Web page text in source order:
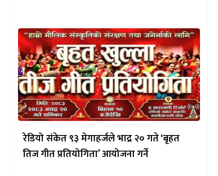
रेडियो संकेत ९३ मेगाहर्जले भाद्र २० गते ‘बृहत
तिज गीत प्रतियोगिता’ आयोजना गर्ने